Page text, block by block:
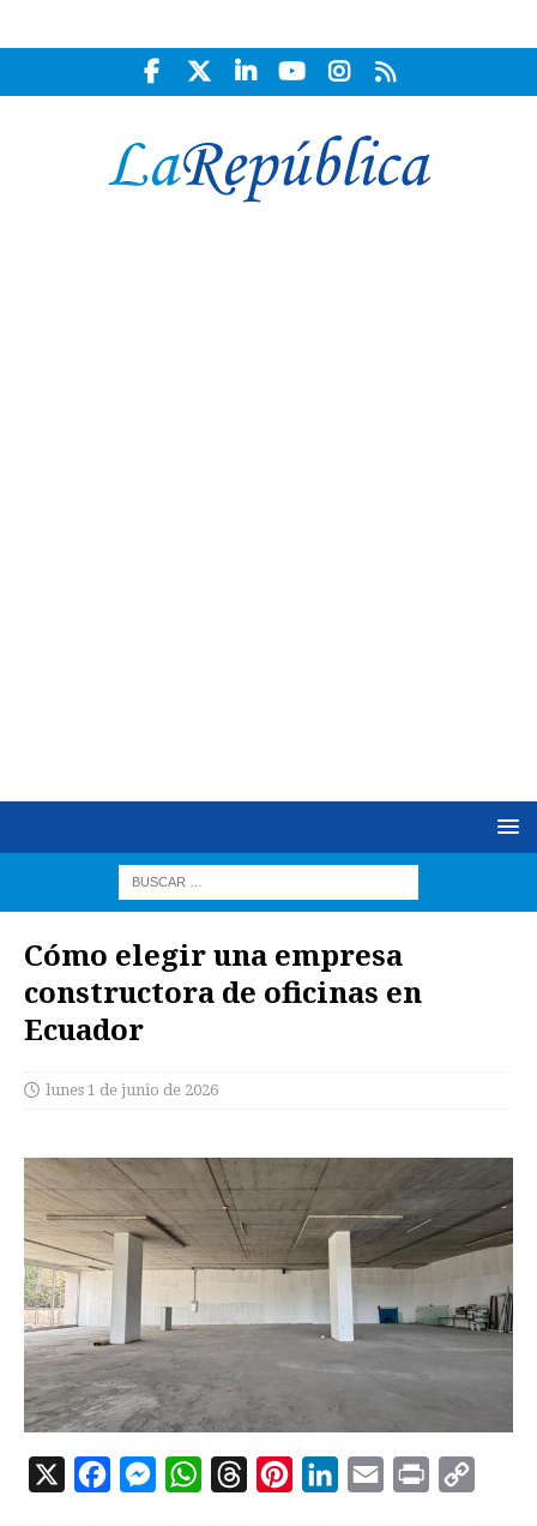
Cómo elegir una empresa
constructora de oficinas en
Ecuador
lunes 1 de junio de 2026
X
M
W